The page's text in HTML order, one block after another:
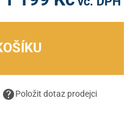
Položit dotaz prodejci